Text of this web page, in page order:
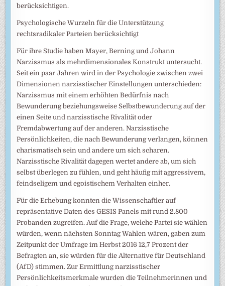
berücksichtigen.
Psychologische Wurzeln für die Unterstützung
rechtsradikaler Parteien berücksichtigt
Für ihre Studie haben Mayer, Berning und Johann
Narzissmus als mehrdimensionales Konstrukt untersucht.
Seit ein paar Jahren wird in der Psychologie zwischen zwei
Dimensionen narzisstischer Einstellungen unterschieden:
Narzissmus mit einem erhöhten Bedürfnis nach
Bewunderung beziehungsweise Selbstbewunderung auf der
einen Seite und narzisstische Rivalität oder
Fremdabwertung auf der anderen. Narzisstische
Persönlichkeiten, die nach Bewunderung verlangen, können
charismatisch sein und andere um sich scharen.
Narzisstische Rivalität dagegen wertet andere ab, um sich
selbst überlegen zu fühlen, und geht häufig mit aggressivem,
feindseligem und egoistischem Verhalten einher.
Für die Erhebung konnten die Wissenschaftler auf
repräsentative Daten des GESIS Panels mit rund 2.800
Probanden zugreifen. Auf die Frage, welche Partei sie wählen
würden, wenn nächsten Sonntag Wahlen wären, gaben zum
Zeitpunkt der Umfrage im Herbst 2016 12,7 Prozent der
Befragten an, sie würden für die Alternative für Deutschland
(AfD) stimmen. Zur Ermittlung narzisstischer
Persönlichkeitsmerkmale wurden die Teilnehmerinnen und